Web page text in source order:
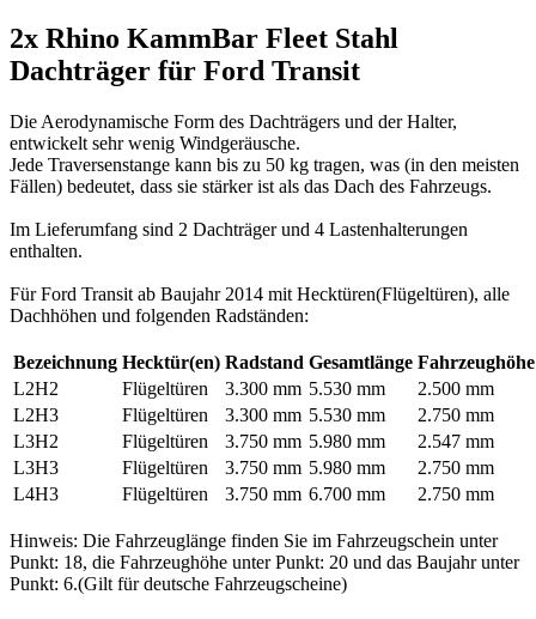
2x Rhino KammBar Fleet Stahl
Dachträger für Ford Transit
Die Aerodynamische Form des Dachträgers und der Halter,
entwickelt sehr wenig Windgeräusche.
Jede Traversenstange kann bis zu 50 kg tragen, was (in den meisten
Fällen) bedeutet, dass sie stärker ist als das Dach des Fahrzeugs.
Im Lieferumfang sind 2 Dachträger und 4 Lastenhalterungen
enthalten.
Für Ford Transit ab Baujahr 2014 mit Hecktüren(Flügeltüren), alle
Dachhöhen und folgenden Radständen:
Bezeichnung Hecktür(en) Radstand Gesamtlänge Fahrzeughöhe
L2H2
Flügeltüren 3.300 mm 5.530 mm
2.500 mm
L2H3
Flügeltüren 3.300 mm 5.530 mm
2.750 mm
L3H2
Flügeltüren 3.750 mm 5.980 mm
2.547 mm
L3H3
Flügeltüren 3.750 mm 5.980 mm
2.750 mm
L4H3
Flügeltüren 3.750 mm 6.700 mm 2.750 mm
Hinweis: Die Fahrzeuglänge finden Sie im Fahrzeugschein unter
Punkt: 18, die Fahrzeughöhe unter Punkt: 20 und das Baujahr unter
Punkt: 6.(Gilt für deutsche Fahrzeugscheine)